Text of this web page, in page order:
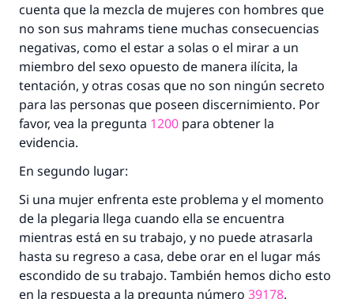
cuenta que la mezcla de mujeres con hombres que
no son sus mahrams tiene muchas consecuencias
negativas, como el estar a solas o el mirar a un
miembro del sexo opuesto de manera ilícita, la
tentación, y otras cosas que no son ningún secreto
para las personas que poseen discernimiento. Por
favor, vea la pregunta 1200 para obtener la
evidencia.
En segundo lugar:
Si una mujer enfrenta este problema y el momento
de la plegaria llega cuando ella se encuentra
mientras está en su trabajo, y no puede atrasarla
hasta su regreso a casa, debe orar en el lugar más
escondido de su trabajo. También hemos dicho esto
en la respuesta a la pregunta número 39178.